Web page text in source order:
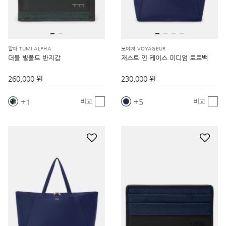
알파 TUMI ALPHA
더블 빌폴드 반지갑
260,000 원
1 비교
보야져 VOYAGEUR
저스트 인 케이스 미디엄 토트백
230,000 원
5 비교